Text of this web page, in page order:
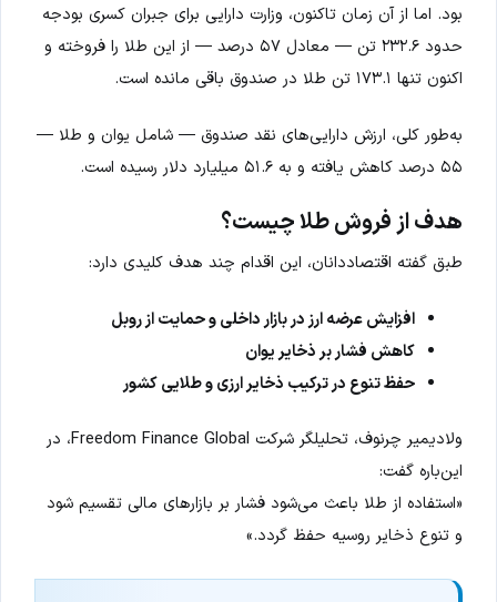
بود. اما از آن زمان تاکنون، وزارت دارایی برای جبران کسری بودجه
حدود ۲۳۲.۶ تن — معادل ۵۷ درصد — از این طلا را فروخته و
اکنون تنها ۱۷۳.۱ تن طلا در صندوق باقی مانده است.
به‌طور کلی، ارزش دارایی‌های نقد صندوق — شامل یوان و طلا —
۵۵ درصد کاهش یافته و به ۵۱.۶ میلیارد دلار رسیده است.
هدف از فروش طلا چیست؟
طبق گفته اقتصاددانان، این اقدام چند هدف کلیدی دارد:
افزایش عرضه ارز در بازار داخلی و حمایت از روبل
کاهش فشار بر ذخایر یوان
حفظ تنوع در ترکیب ذخایر ارزی و طلایی کشور
ولادیمیر چرنوف، تحلیلگر شرکت Freedom Finance Global، در
این‌باره گفت:
«استفاده از طلا باعث می‌شود فشار بر بازارهای مالی تقسیم شود
و تنوع ذخایر روسیه حفظ گردد.»